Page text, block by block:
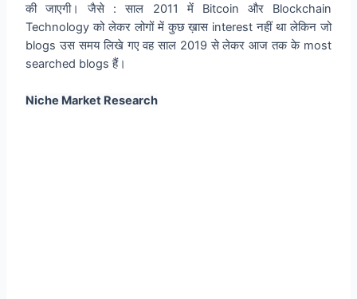
की जाएगी। जैसे : साल 2011 में Bitcoin और Blockchain
Technology को लेकर लोगों में कुछ ख़ास interest नहीं था लेकिन जो
blogs उस समय लिखे गए वह साल 2019 से लेकर आज तक के most
searched blogs हैं।
Niche Market Research